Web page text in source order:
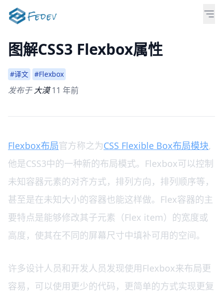
图解CSS3 Flexbox属性
#译文 #Flexbox
发布于大漠11 年前
Flexbox布局官方称之为CSS Flexible Box布局模块,
他是CSS3中的一种新的布局模式。Flexbox可以控制
未知容器元素的对齐方式，排列方向，排列顺序等，
甚至是在未知大小的容器也能这样做。Flex容器的主
要特点是能够修改其子元素（Flex item）的宽度或
高度，使其在不同的屏幕尺寸中填补可用的空间。
许多设计人员和开发人员发现使用Flexbox来布局更
容易，可以使用更少的代码，更简单的方式实现更复